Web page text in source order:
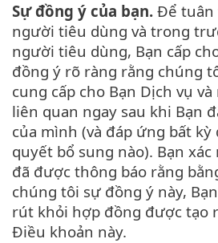
Sự đồng ý của bạn. Để tuân
người tiêu dùng và trong
người tiêu dùng, Bạn cấp
đồng ý rõ ràng rằng chúng
cung cấp cho Bạn Dịch vụ
liên quan ngay sau khi Bạn
của mình (và đáp ứng bất
quyết bổ sung nào). Bạn xác
đã được thông báo rằng
chúng tôi sự đồng ý này,
rút khỏi hợp đồng được tạo
Điều khoản này.